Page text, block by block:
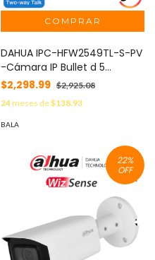
DAHUA IPC-HFW2549TL-S-PV
-Cámara IP Bullet d 5
Megapixeles con Iluminador
Dual y Disuasión Activa/
Sirena y Estrobo/ Lente de
2.8 mm/ 111 Grados de
Metros de IR y Luz Visible/
WDR Real/PoE/Audio
Bidireccional/Ranura
$2,298.99 $2,925.08
24meses de$138.93
BALA
22%
OFF